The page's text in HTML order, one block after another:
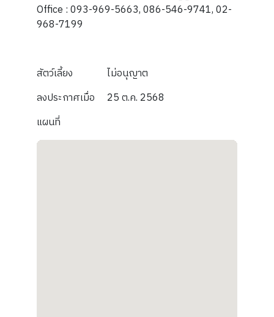
Office : 093-969-5663, 086-546-9741, 02-
968-7199
สัตว์เลี้ยง
ไม่อนุญาต
ลงประกาศเมื่อ
25 ต.ค. 2568
แผนที่